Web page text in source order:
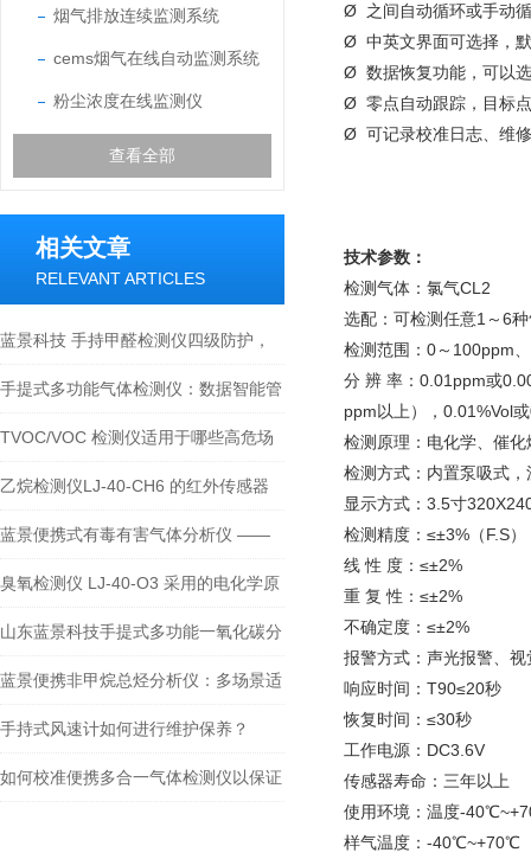
烟气排放连续监测系统
cems烟气在线自动监测系统
粉尘浓度在线监测仪
查看全部
相关文章
RELEVANT ARTICLES
蓝景科技 手持甲醛检测仪四级防护，
防爆场景的 “安全尖兵”
手提式多功能气体检测仪：数据智能管
理，驱动检测数字化转型
TVOC/VOC 检测仪适用于哪些高危场
景？如何保障人员安全？
乙烷检测仪LJ-40-CH6 的红外传感器
有何技术优势？
蓝景便携式有毒有害气体分析仪 ——
精准与高效的完-美融合
臭氧检测仪 LJ-40-O3 采用的电化学原
理传感器是如何工作的？
山东蓝景科技手提式多功能一氧化碳分
析仪：石油化工领域的安全守护者
蓝景便携非甲烷总烃分析仪：多场景适
用，精准监测气体
手持式风速计如何进行维护保养？
如何校准便携多合一气体检测仪以保证
Ø 之间自动循环或手动
Ø 中英文界面可选择，
Ø 数据恢复功能，可以
Ø 零点自动跟踪，目标
Ø 可记录校准日志、维
技术参数：
检测气体：氯气CL2
选配：可检测任意1 ～6
检测范围：0～100ppm
分 辨 率：0.01ppm或
ppm以上），0.01%Vol
检测原理：电化学、催
检测方式：内置泵吸式
显示方式：3.5寸
检测精度：≤±3%（F.S）
线 性 度：≤±2%
重 复 性：≤±2%
不确定度：≤±2%
报警方式：声光报警、
响应时间：T90≤20秒
恢复时间：≤30秒
工作电源：DC3.6V
传感器寿命：三年以上
使用环境：温度-
样气温度：-40℃~+70℃